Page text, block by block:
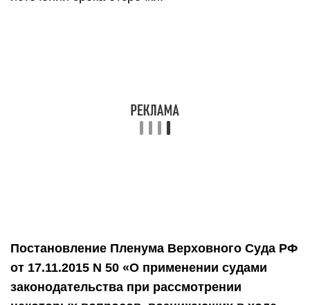
варианта для подачи документов:
Если вы только получили судебное решение,